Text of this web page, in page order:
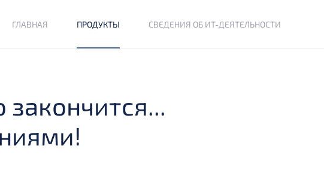
ГЛАВНАЯ ПРОДУКТЫ СВЕДЕНИЯ ОБ ИТ-ДЕЯТЕЛЬНОСТИ